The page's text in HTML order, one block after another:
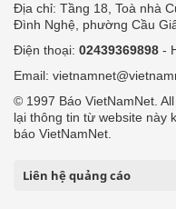
Địa chỉ: Tầng 18, Toà nhà
Đình Nghệ, phường Cầu
Điện thoại: 02439369898 -
Email:
© 1997 Báo VietNamNet.
lại thông tin từ website này
báo VietNamNet.
Liên hệ quảng cáo